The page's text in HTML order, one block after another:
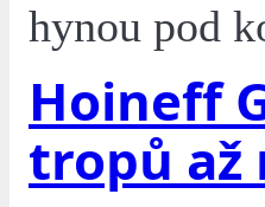
hynou pod
Hoineff
tropů až